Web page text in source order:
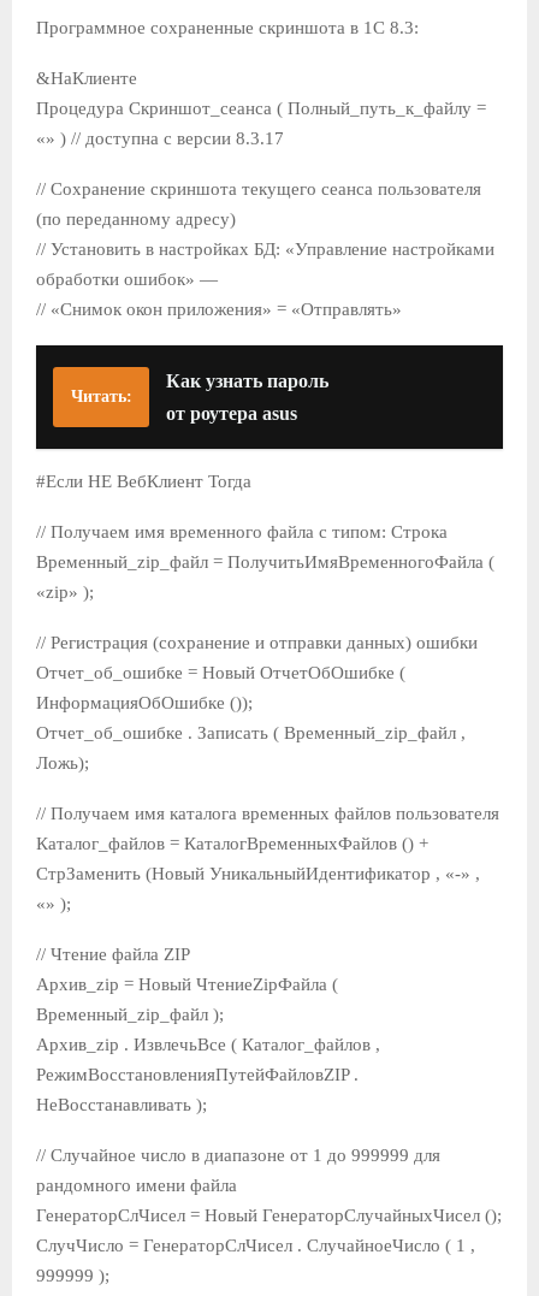
Программное сохраненные скриншота в 1С 8.3:
&НаКлиенте
Процедура Скриншот_сеанса ( Полный_путь_к_файлу =
«» ) // доступна с версии 8.3.17
// Сохранение скриншота текущего сеанса пользователя
(по переданному адресу)
// Установить в настройках БД: «Управление настройками
обработки ошибок» —
// «Снимок окон приложения» = «Отправлять»
Читать:
Как узнать пароль
от роутера asus
#Если НЕ ВебКлиент Тогда
// Получаем имя временного файла с типом: Строка
Временный_zip_файл = ПолучитьИмяВременногоФайла (
«zip» );
// Регистрация (сохранение и отправки данных) ошибки
Отчет_об_ошибке = Новый ОтчетОбОшибке (
ИнформацияОбОшибке ());
Отчет_об_ошибке . Записать ( Временный_zip_файл ,
Ложь);
// Получаем имя каталога временных файлов пользователя
Каталог_файлов = КаталогВременныхФайлов () +
СтрЗаменить (Новый УникальныйИдентификатор , «-» ,
«» );
// Чтение файла ZIP
Архив_zip = Новый ЧтениеZipФайла (
Временный_zip_файл );
Архив_zip . ИзвлечьВсе ( Каталог_файлов ,
РежимВосстановленияПутейФайловZIP .
НеВосстанавливать );
// Случайное число в диапазоне от 1 до 999999 для
рандомного имени файла
ГенераторСлЧисел = Новый ГенераторСлучайныхЧисел ();
СлучЧисло = ГенераторСлЧисел . СлучайноеЧисло ( 1 ,
999999 );